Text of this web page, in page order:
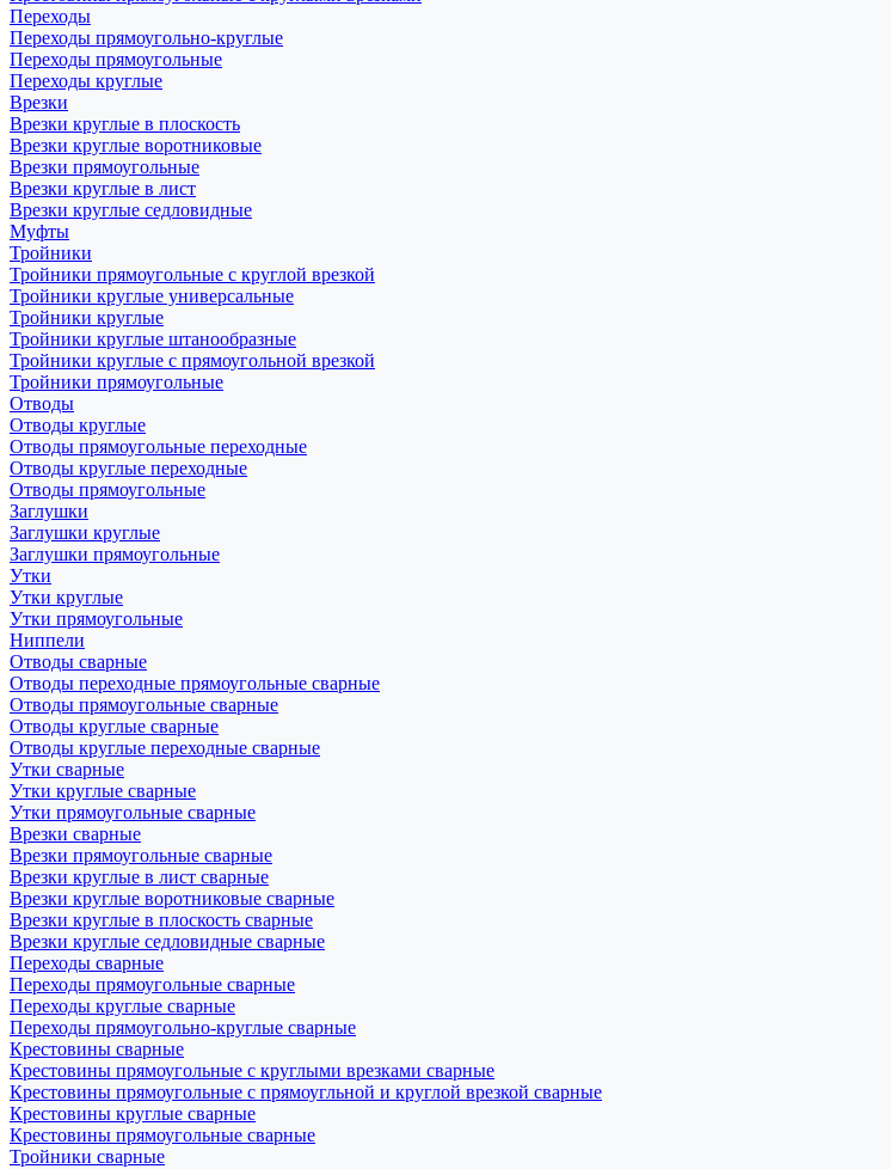
Переходы
Переходы прямоугольно-круглые
Переходы прямоугольные
Переходы круглые
Врезки
Врезки круглые в плоскость
Врезки круглые воротниковые
Врезки прямоугольные
Врезки круглые в лист
Врезки круглые седловидные
Муфты
Тройники
Тройники прямоугольные с круглой врезкой
Тройники круглые универсальные
Тройники круглые
Тройники круглые штанообразные
Тройники круглые с прямоугольной врезкой
Тройники прямоугольные
Отводы
Отводы круглые
Отводы прямоугольные переходные
Отводы круглые переходные
Отводы прямоугольные
Заглушки
Заглушки круглые
Заглушки прямоугольные
Утки
Утки круглые
Утки прямоугольные
Ниппели
Отводы сварные
Отводы переходные прямоугольные сварные
Отводы прямоугольные сварные
Отводы круглые сварные
Отводы круглые переходные сварные
Утки сварные
Утки круглые сварные
Утки прямоугольные сварные
Врезки сварные
Врезки прямоугольные сварные
Врезки круглые в лист сварные
Врезки круглые воротниковые сварные
Врезки круглые в плоскость сварные
Врезки круглые седловидные сварные
Переходы сварные
Переходы прямоугольные сварные
Переходы круглые сварные
Переходы прямоугольно-круглые сварные
Крестовины сварные
Крестовины прямоугольные с круглыми врезками сварные
Крестовины прямоугольные с прямоугльной и круглой врезкой сварные
Крестовины круглые сварные
Крестовины прямоугольные сварные
Тройники сварные